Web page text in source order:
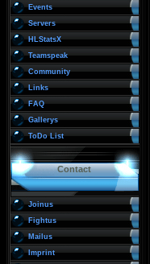
Events
Servers
HLStatsX
Teamspeak
Community
Links
FAQ
Gallerys
ToDo List
Contact
Joinus
Fightus
Mailus
Imprint